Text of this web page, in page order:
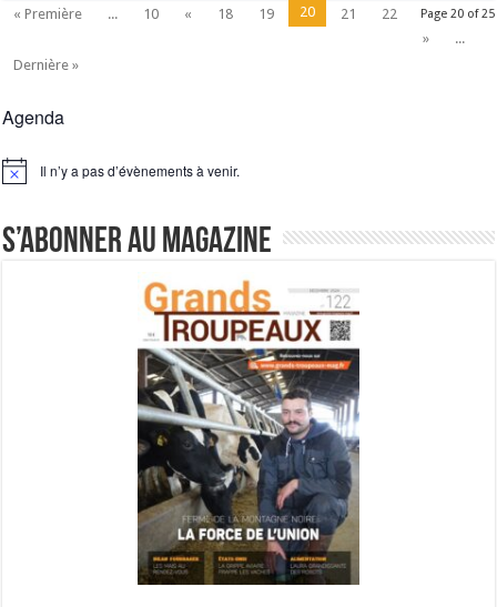
Page 20 of 25
« Première ... 10 « 18 19 20 21
22
»
...
Dernière »
Agenda
Notice Il n’y a pas d’évènements à venir.
S’abonner au magazine